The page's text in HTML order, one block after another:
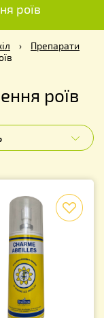
роїв
›
Препарати
роїв